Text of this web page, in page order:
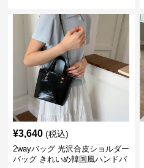
¥3,640 (税込)
2wayバッグ 光沢合皮ショルダー
バッグ きれいめ韓国風ハンドバ